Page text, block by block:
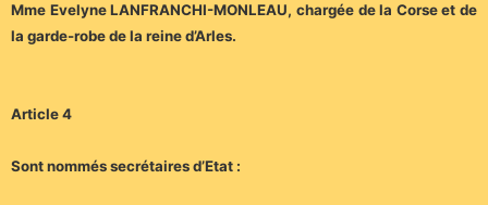
Mme Evelyne LANFRANCHI-MONLEAU, chargée de la Corse et de
la garde-robe de la reine d’Arles.
Article 4
Sont nommés secrétaires d’Etat :